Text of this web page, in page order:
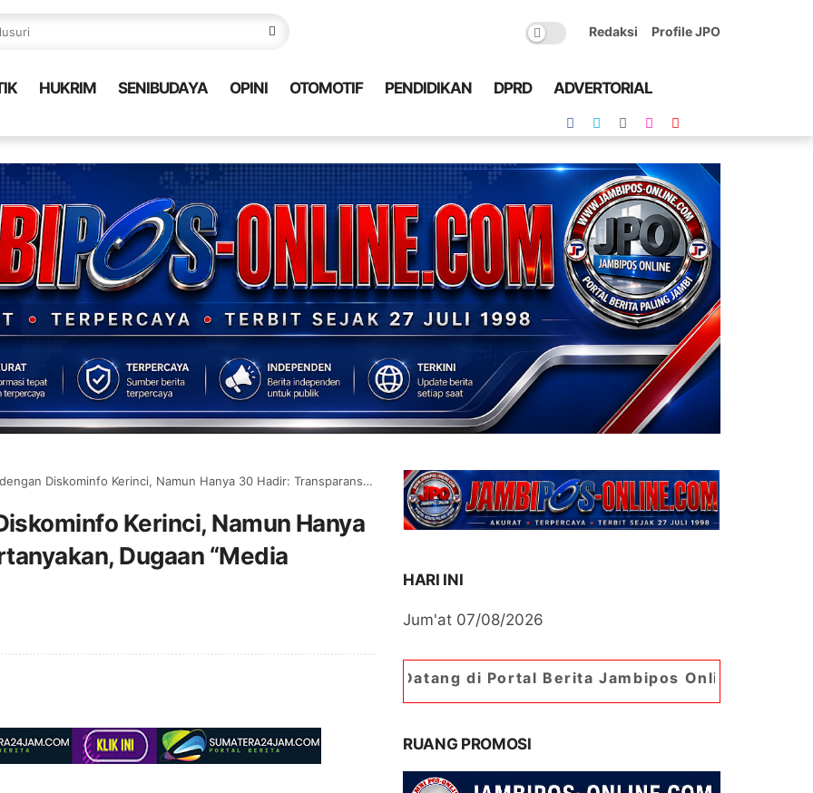
Redaksi Profile JPO
HUKRIM SENIBUDAYA OPINI OTOMOTIF PENDIDIKAN DPRD ADVERTORIAL
Kerinci, Namun Hanya 30 Hadir: Transparansi Dipertanyakan, Dugaan “Media Siluman” Kembali Menguat
Kerinci, Namun Hanya
Dugaan “Media
HARI INI
Jum'at 07/08/2026
Selamat Datang di Portal Berita Jambipos Online. Portal Berita Paling
RUANG PROMOSI